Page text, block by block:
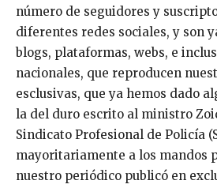
número de seguidores y
diferentes redes sociales, y son
blogs, plataformas, webs, e
nacionales, que reproducen
esclusivas, que ya hemos dado
la del duro escrito al ministro
Sindicato Profesional de Policía
mayoritariamente a los mandos
nuestro periódico publicó en